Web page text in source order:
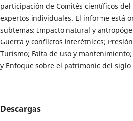
participación de Comités científicos
expertos individuales. El informe está
subtemas: Impacto natural y
Guerra y conflictos interétnicos;
Turismo; Falta de uso y
y Enfoque sobre el patrimonio del siglo
Descargas